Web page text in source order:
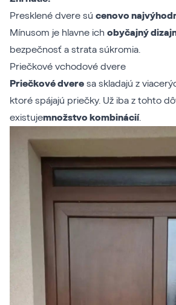
Presklené dvere sú cenovo
Mínusom je hlavne ich obyčajný
bezpečnosť a strata súkromia.
Priečkové vchodové dvere
Priečkové dvere sa skladajú z
ktoré spájajú priečky. Už iba z tohto
existujemnožstvo kombinácií.